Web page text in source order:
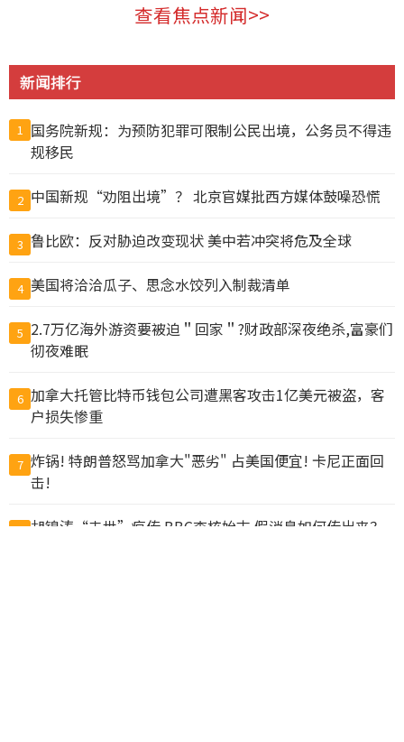
查看焦点新闻>>
新闻排行
1 国务院新规：为预防犯罪可限制公民出境，公务员不得违
规移民
2 中国新规“劝阻出境”？ 北京官媒批西方媒体鼓噪恐慌
3 鲁比欧：反对胁迫改变现状 美中若冲突将危及全球
4 美国将洽洽瓜子、思念水饺列入制裁清单
5 2.7万亿海外游资要被迫＂回家＂?财政部深夜绝杀,富豪们
彻夜难眠
6 加拿大托管比特币钱包公司遭黑客攻击1亿美元被盗，客
户损失惨重
7 炸锅! 特朗普怒骂加拿大"恶劣" 占美国便宜! 卡尼正面回
击!
8 胡锦涛“去世”疯传 BBC查核始末 假消息如何传出来？